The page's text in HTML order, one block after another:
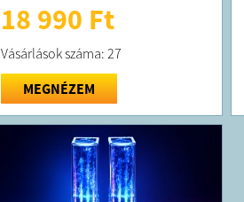
18 990 Ft
Vásárlások száma: 27
MEGNÉZEM